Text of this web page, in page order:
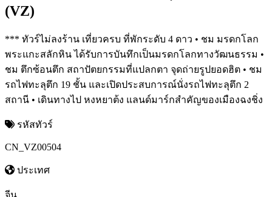
(VZ)
*** ทัวร์ไม่ลงร้าน เที่ยวครบ ที่พักระดับ 4 ดาว • ชม มรดกโลก
พระแกะสลักหิน ได้รับการบันทึกเป็นมรดกโลกทางวัฒนธรรม •
ชม ตึกซ้อนตึก สถาปัตยกรรมที่แปลกตา จุดถ่ายรูปยอดฮิต • ชม
รถไฟทะลุตึก 19 ชั้น และเปิดประสบการณ์นั่งรถไฟทะลุตึก 2
สถานี • เดินทางไป หงหยาต้ง แลนด์มาร์กสำคัญของเมืองฉงชิ่ง
รหัสทัวร์
CN_VZ00504
ประเทศ
จีน